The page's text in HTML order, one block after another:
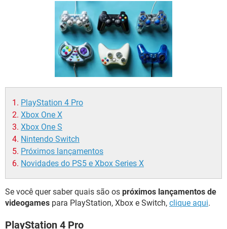
PlayStation 4 Pro
Xbox One X
Xbox One S
Nintendo Switch
Próximos lançamentos
Novidades do PS5 e Xbox Series X
Se você quer saber quais são os próximos lançamentos de
videogames para PlayStation, Xbox e Switch, clique aqui.
PlayStation 4 Pro